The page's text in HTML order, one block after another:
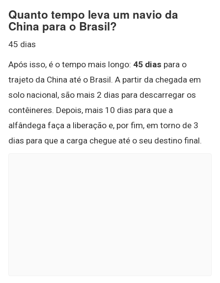
Quanto tempo leva um navio da
China para o Brasil?
45 dias
Após isso, é o tempo mais longo: 45 dias para o
trajeto da China até o Brasil. A partir da chegada em
solo nacional, são mais 2 dias para descarregar os
contêineres. Depois, mais 10 dias para que a
alfândega faça a liberação e, por fim, em torno de 3
dias para que a carga chegue até o seu destino final.